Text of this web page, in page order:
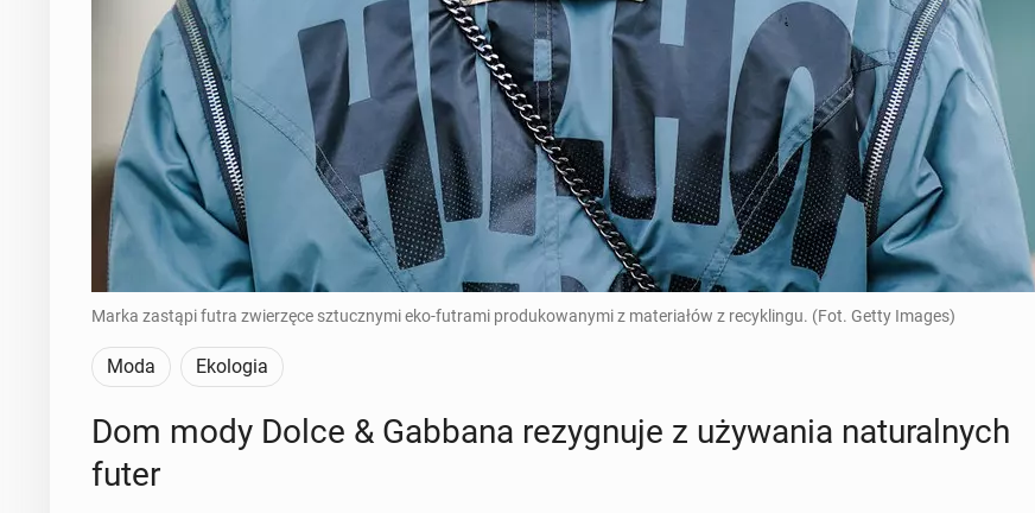
Marka zastąpi futra zwierzęce sztucznymi eko-futrami produkowanymi z materiałów z recyklingu. (Fot. Getty Images)
Moda Ekologia
Dom mody Dolce & Gabbana re­zy­gnu­je z uży­wa­nia na­tu­ral­nych
futer